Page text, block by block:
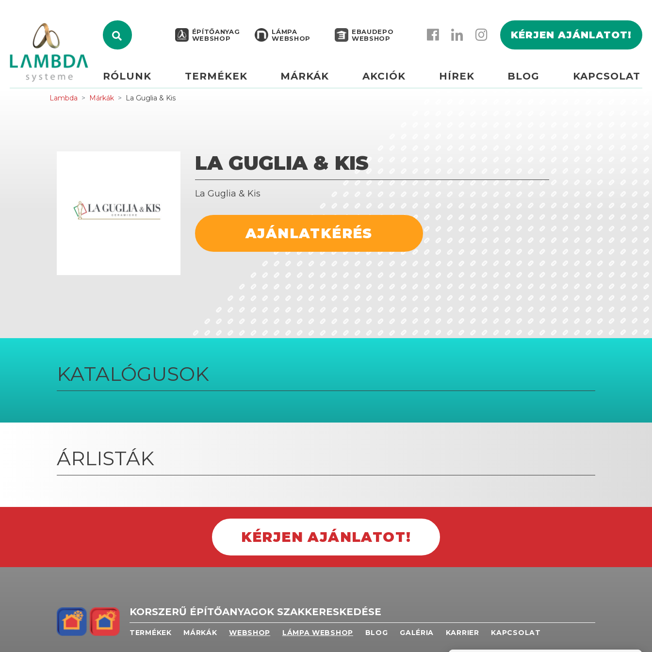
ÉPÍTŐANYAG
WEBSHOP
LÁMPA
WEBSHOP
EBAUDEPO
WEBSHOP
KÉRJEN AJÁNLATOT!
RÓLUNK TERMÉKEK MÁRKÁK AKCIÓK HÍREK BLOG KAPCSOLAT
Lambda Márkák La Guglia & Kis
LA GUGLIA & KIS
La Guglia & Kis
AJÁNLATKÉRÉS
KATALÓGUSOK
ÁRLISTÁK
KÉRJEN AJÁNLATOT!
KORSZERŰ ÉPÍTŐANYAGOK SZAKKERESKEDÉSE
TERMÉKEK MÁRKÁK WEBSHOP LÁMPA WEBSHOP BLOG GALÉRIA KARRIER KAPCSOLAT